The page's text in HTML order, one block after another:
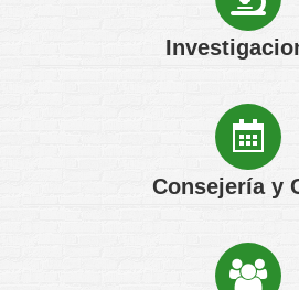
Consejería y